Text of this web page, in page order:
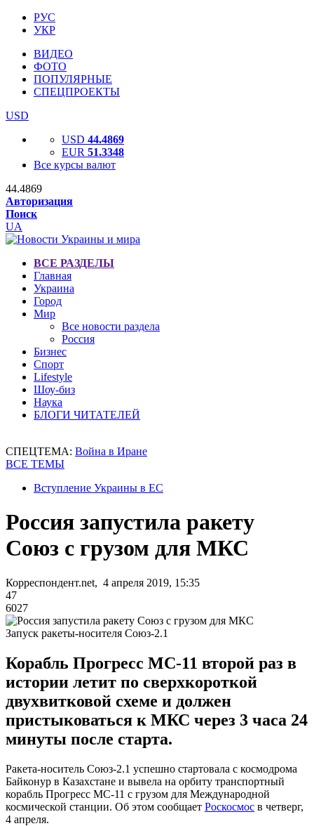
РУС
УКР
ВИДЕО
ФОТО
ПОПУЛЯРНЫЕ
СПЕЦПРОЕКТЫ
USD
USD 44.4869
EUR 51.3348
Все курсы валют
44.4869
Авторизация
Поиск
UA
ВСЕ РАЗДЕЛЫ
Главная
Украина
Город
Мир
Все новости раздела
Россия
Бизнес
Спорт
Lifestyle
Шоу-биз
Наука
БЛОГИ ЧИТАТЕЛЕЙ
СПЕЦТЕМА: Война в Иране
ВСЕ ТЕМЫ
Вступление Украины в ЕС
Россия запустила ракету
Союз с грузом для МКС
Корреспондент.net, 4 апреля 2019, 15:35
47
6027
Запуск ракеты-носителя Союз-2.1
Корабль Прогресс МС-11 второй раз в
истории летит по сверхкороткой
двухвитковой схеме и должен
пристыковаться к МКС через 3 часа 24
минуты после старта.
Ракета-носитель Союз-2.1 успешно стартовала с космодрома
Байконур в Казахстане и вывела на орбиту транспортный
корабль Прогресс МС-11 с грузом для Международной
космической станции. Об этом сообщает Роскосмос в четверг,
4 апреля.